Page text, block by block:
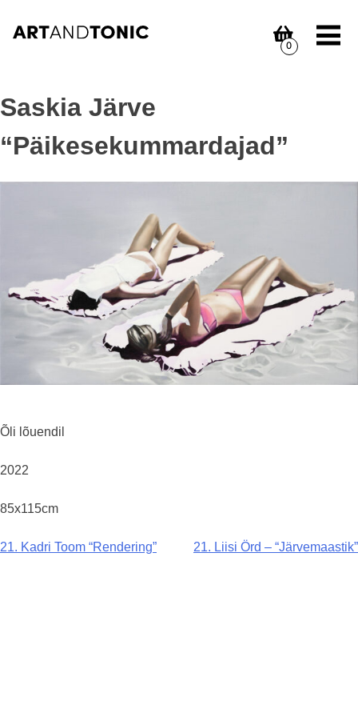
0
Saskia Järve
“Päikesekummardajad”
Õli lõuendil
2022
85x115cm
Navigeerimine
21. Kadri Toom “Rendering” 21. Liisi Örd – “Järvemaastik”